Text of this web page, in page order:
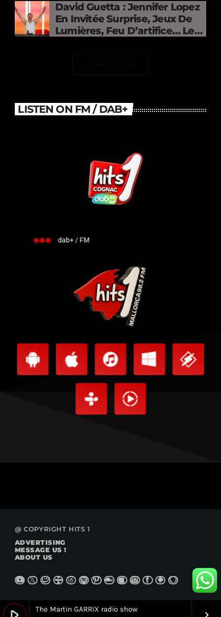
The Martin GARRIX radio show
France
David Guetta : Jennifer Lopez
En Invitée Surprise, Jeux De
Lumières, Feu D’artifice… Le
LISTEN ON FM / DAB+
dab+ / FM
@ COPYRIGHT HITS 1
ADVERTISING
MESSAGE US !
ABOUT US